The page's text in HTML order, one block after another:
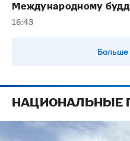
Международному
16:43
Больше
НАЦИОНАЛЬНЫЕ